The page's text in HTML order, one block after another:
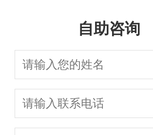
自助咨询